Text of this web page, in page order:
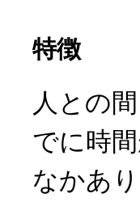
特徴
人との
でに時
なかあ